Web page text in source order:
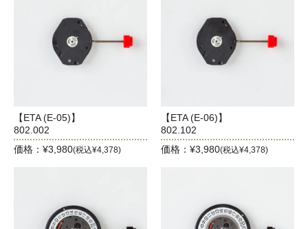
【ETA (E-05)】
802.002
価格：¥3,980(税込¥4,378)
【ETA (E-06)】
802.102
価格：¥3,980(税込¥4,378)